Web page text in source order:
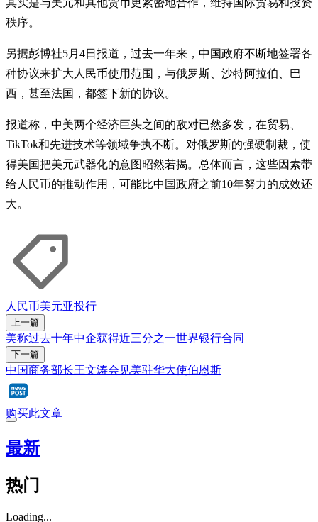
秩序。
另据彭博社5月4日报道，过去一年来，中国政府不断地签署各
种协议来扩大人民币使用范围，与俄罗斯、沙特阿拉伯、巴
西，甚至法国，都签下新的协议。
报道称，中美两个经济巨头之间的敌对已然多发，在贸易、
TikTok和先进技术等领域争执不断。对俄罗斯的强硬制裁，使
得美国把美元武器化的意图昭然若揭。总体而言，这些因素带
给人民币的推动作用，可能比中国政府之前10年努力的成效还
大。
人民币美元亚投行
上一篇
美称过去十年中企获得近三分之一世界银行合同
下一篇
中国商务部长王文涛会见美驻华大使伯恩斯
购买此文章
最新
热门
Loading...